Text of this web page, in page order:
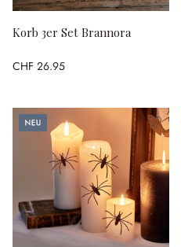
Korb 3er Set Brannora
CHF 26.95
Neu